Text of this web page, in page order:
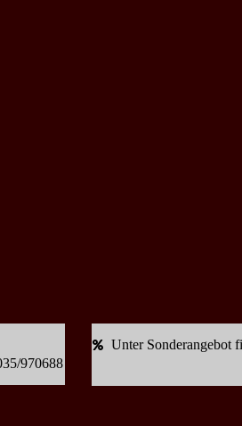
970688
Unter Sonderangebot